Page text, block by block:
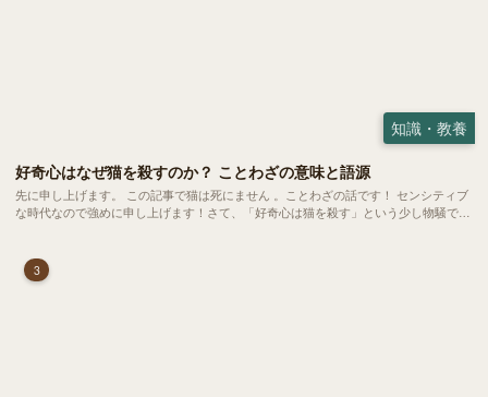
知識・教養
好奇心はなぜ猫を殺すのか？ ことわざの意味と語源
先に申し上げます。 この記事で猫は死にません 。ことわざの話です！ センシティブ
な時代なので強めに申し上げます！さて、「好奇心は猫を殺す」という少し物騒で、
3